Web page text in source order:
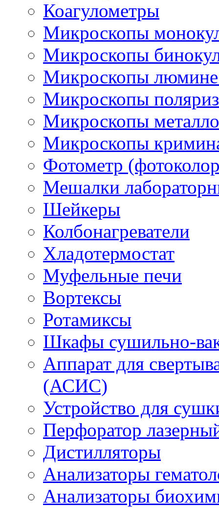
Коагулометры
Микроскопы
Микроскопы
Микроскопы
Микроскопы
Микроскопы
Микроскопы
Фотометр
Мешалки
Шейкеры
Колбонагреватели
Хладотермостат
Муфельные печи
Вортексы
Ротамиксы
Шкафы сушильно-
Аппарат для
(АСИС)
Устройство для
Перфоратор
Дистилляторы
Анализаторы
Анализаторы